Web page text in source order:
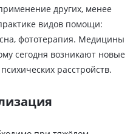
других, менее
видов помощи:
фототерапия. Медицины
сегодня возникают новые
расстройств.